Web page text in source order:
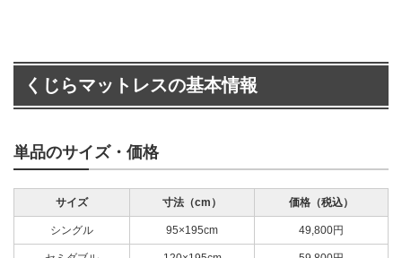
くじらマットレスの基本情報
単品のサイズ・価格
サイズ 寸法（cm） 価格（税込）
シングル 95×195cm 49,800円